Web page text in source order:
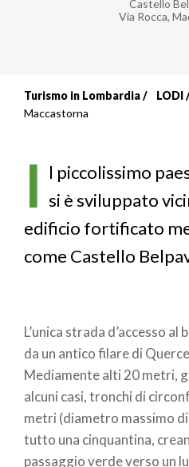
Castello
Via Rocca,
Briciole
pane
Turismo in Lombardia LODI
Maccastorna
I l piccolissimo
si è sviluppato
edificio fortificato
come Castello
L’unica strada d’accesso
da un antico filare di
Mediamente alti 20 metri,
alcuni casi, tronchi di
metri (diametro massimo
tutto una cinquantina,
passaggio verde verso un